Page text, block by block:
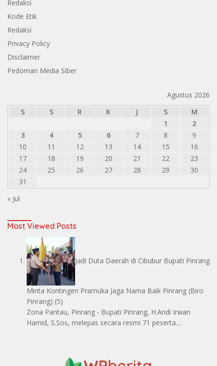
Redaksi
Kode Etik
Redaksi
Privacy Policy
Disclaimer
Pedoman Media Siber
Agustus 2026
S
S R K J S
M
1
2
3
4 5 6 7 8
9
10
11 12 13 14 15
16
17
18 19 20 21 22
23
24
25 26 27 28 29
30
31
« Jul
Most Viewed Posts
Jadi Duta Daerah di Cibubur Bupati Pinrang
Minta Kontingen Pramuka Jaga Nama Baik Pinrang (Biro
Pinrang) (5)
Zona Pantau, Pinrang - Bupati Pinrang, H.Andi Irwan
Hamid, S.Sos, melepas secara resmi 71 peserta...